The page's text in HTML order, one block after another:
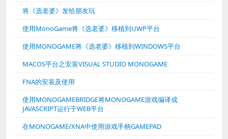
将《选老婆》发给朋友玩
使用MonoGame将《选老婆》移植到UWP平台
使用MONOGAME将《选老婆》移植到WINDOWS平台
MACOS平台之安装VISUAL STUDIO MONOGAME
FNA的安装及使用
使用MONOGAMEBRIDGE将MONOGAME游戏编译成
JAVASCRIPT运行于WEB平台
在MONOGAME/XNA中使用游戏手柄GAMEPAD